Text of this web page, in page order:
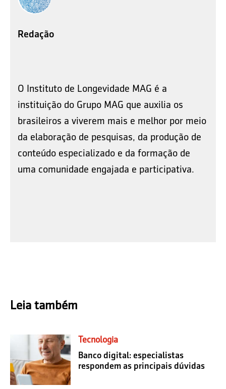
Redação
O Instituto de Longevidade MAG é a
instituição do Grupo MAG que auxilia os
brasileiros a viverem mais e melhor por meio
da elaboração de pesquisas, da produção de
conteúdo especializado e da formação de
uma comunidade engajada e participativa.
Leia também
Tecnologia
Banco digital: especialistas
respondem as principais dúvidas